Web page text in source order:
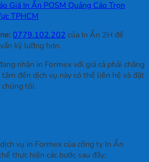
Giá In Ấn POSM Quảng Cáo Trọn
TPHCM
0779.102.202 của In Ấn 2H để
kỹ lưỡng hơn.
nhận in Formex với giá cả phải chăng
đến dịch vụ này có thể liên hệ và đặt
chúng tôi.
vụ in Formex của công ty In Ấn
thực hiện các bước sau đây: